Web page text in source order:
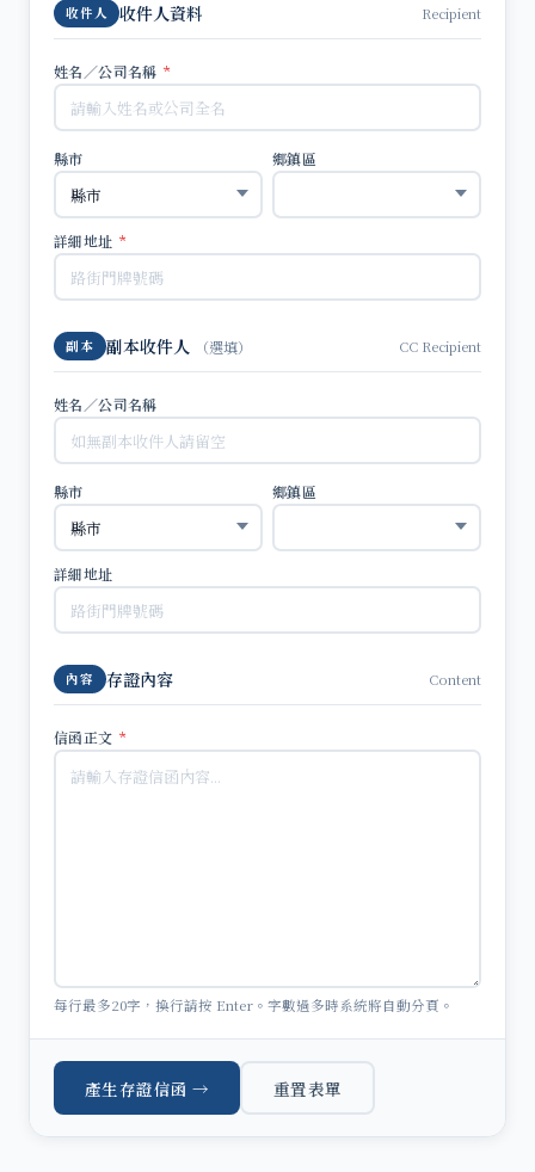
收件人 收件人資料 Recipient
姓名／公司名稱 *
縣市 鄉鎮區
詳細地址 *
副本 副本收件人 （選填） CC Recipient
姓名／公司名稱
縣市 鄉鎮區
詳細地址
內容 存證內容 Content
信函正文 *
每行最多20字，換行請按 Enter。字數過多時系統將自動分頁。
產生存證信函 → 重置表單